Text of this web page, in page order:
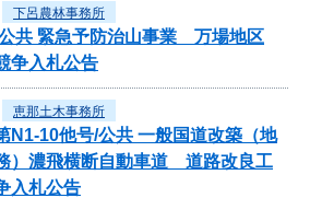
下呂農林事務所
公共 緊急予防治山事業 万場地区
争入札公告
恵那土木事務所
N1-10他号/公共 一般国道改築（地
）濃飛横断自動車道 道路改良工
入札公告